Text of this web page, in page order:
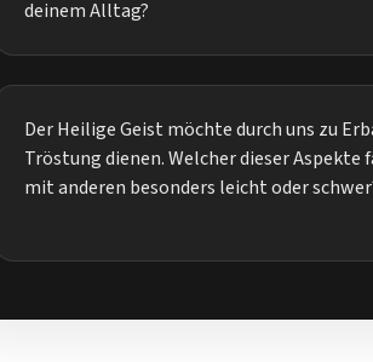
deinem Alltag?
Der Heilige Geist möchte durch uns zu
Tröstung dienen. Welcher dieser
mit anderen besonders leicht oder